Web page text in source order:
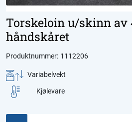
Torskeloin u/skinn av
håndskåret
Produktnummer: 1112206
Variabelvekt
Kjølevare